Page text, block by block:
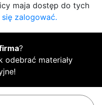
maja dostęp do tych
zalogować.
?
odebrać materiały